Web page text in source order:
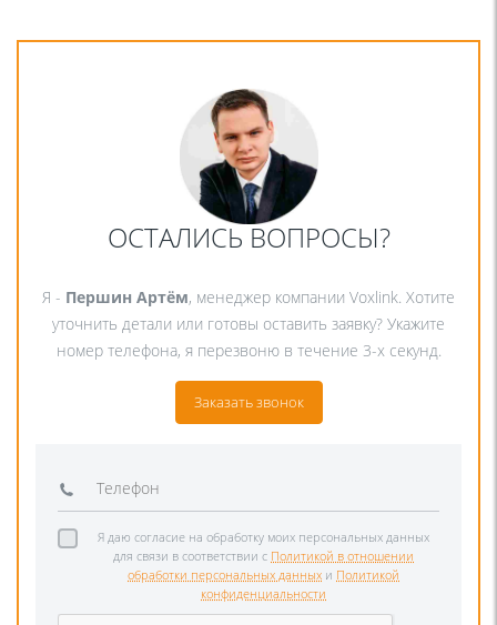
ОСТАЛИСЬ ВОПРОСЫ?
Я - Першин Артём, менеджер компании Voxlink. Хотите
уточнить детали или готовы оставить заявку? Укажите
номер телефона, я перезвоню в течение 3-х секунд.
Заказать звонок
Я даю согласие на обработку моих персональных данных
для связи в соответствии с Политикой в отношении
обработки персональных данных и Политикой
конфиденциальности